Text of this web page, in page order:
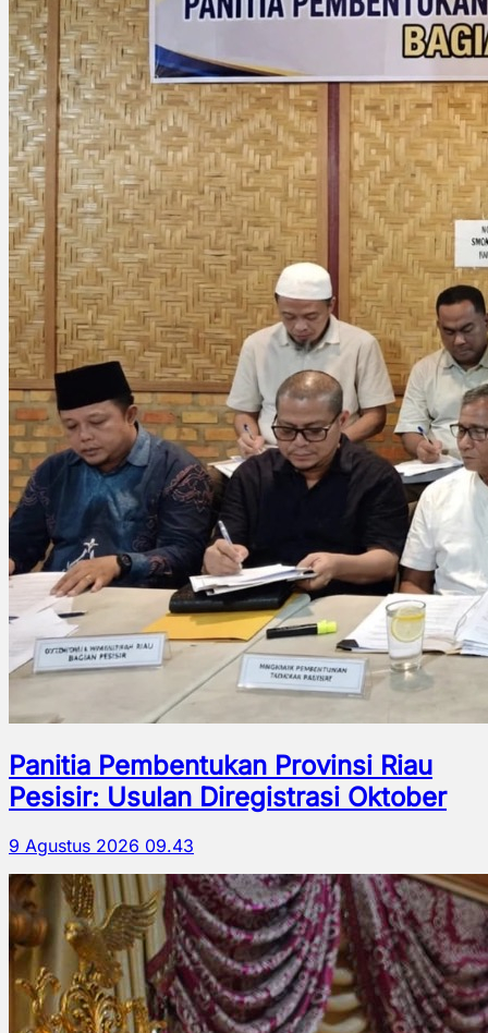
Panitia Pembentukan Provinsi Riau
Pesisir: Usulan Diregistrasi Oktober
9 Agustus 2026 09.43